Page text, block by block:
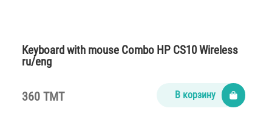
Keyboard with mouse Combo HP CS10 Wireless
ru/eng
360 TMT В корзину